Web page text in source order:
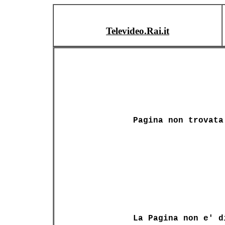
Televideo.Rai.it
Pagina non trovata
La Pagina non e'